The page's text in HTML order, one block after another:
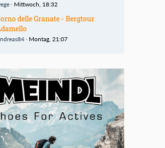
Mittwoch, 18:32
delle Granate - Bergtour
Montag, 21:07